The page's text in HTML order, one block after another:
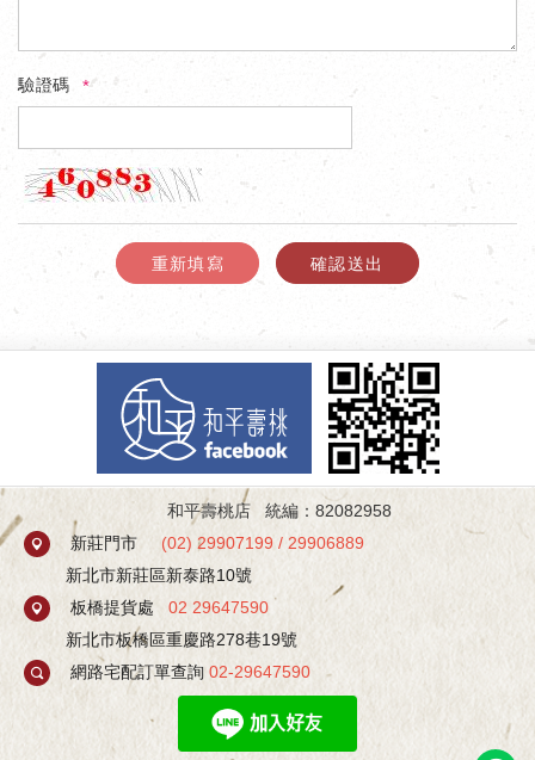
驗證碼
重新填寫 確認送出
和平壽桃店 統編：82082958
新莊門市
(02) 29907199 / 29906889
新北市新莊區新泰路10號
板橋提貨處
02 29647590
新北市板橋區重慶路278巷19號
網路宅配訂單查詢 02-29647590